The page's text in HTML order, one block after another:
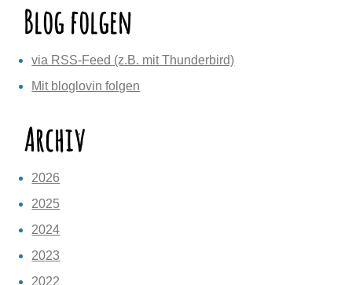
Blog folgen
via RSS-Feed (z.B. mit Thunderbird)
Mit bloglovin folgen
Archiv
2026
2025
2024
2023
2022